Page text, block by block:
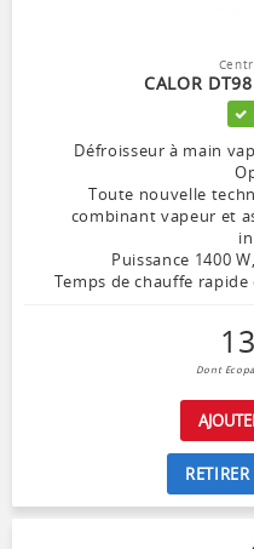
CALOR
Défroisseur à main
Toute nouvelle
combinant vapeur et
Puissance 1400
Temps de chauffe
Dont